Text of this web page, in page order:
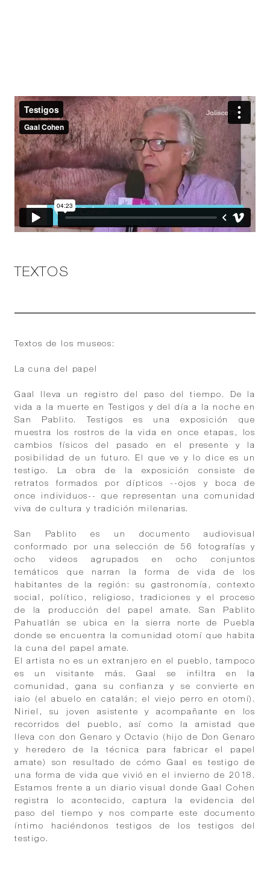
TEXTOS
Textos de los museos:
La cuna del papel
Gaal lleva un registro del paso del tiempo. De la
vida a la muerte en Testigos y del día a la noche en
San Pablito. Testigos es una exposición que
muestra los rostros de la vida en once etapas, los
cambios físicos del pasado en el presente y la
posibilidad de un futuro. El que ve y lo dice es un
testigo. La obra de la exposición consiste de
retratos formados por dípticos --ojos y boca de
once individuos-- que representan una comunidad
viva de cultura y tradición milenarias.
San Pablito es un documento audiovisual
conformado por una selección de 56 fotografías y
ocho videos agrupados en ocho conjuntos
temáticos que narran la forma de vida de los
habitantes de la región: su gastronomía, contexto
social, político, religioso, tradiciones y el proceso
de la producción del papel amate. San Pablito
Pahuatlán se ubica en la sierra norte de Puebla
donde se encuentra la comunidad otomí que habita
la cuna del papel amate.
El artista no es un extranjero en el pueblo, tampoco
es un visitante más. Gaal se infiltra en la
comunidad, gana su confianza y se convierte en
iaio (el abuelo en catalán; el viejo perro en otomí).
Niriel, su joven asistente y acompañante en los
recorridos del pueblo, así como la amistad que
lleva con don Genaro y Octavio (hijo de Don Genaro
y heredero de la técnica para fabricar el papel
amate) son resultado de cómo Gaal es testigo de
una forma de vida que vivió en el invierno de 2018.
Estamos frente a un diario visual donde Gaal Cohen
registra lo acontecido, captura la evidencia del
paso del tiempo y nos comparte este documento
íntimo haciéndonos testigos de los testigos del
testigo.